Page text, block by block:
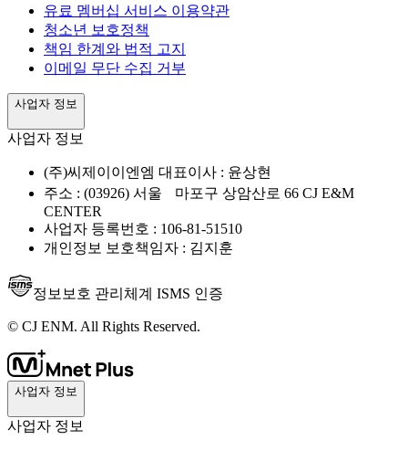
유료 멤버십 서비스 이용약관
청소년 보호정책
책임 한계와 법적 고지
이메일 무단 수집 거부
사업자 정보
사업자 정보
(주)씨제이이엔엠 대표이사 : 윤상현
주소 : (03926) 서울 마포구 상암산로 66 CJ E&M
CENTER
사업자 등록번호 : 106-81-51510
개인정보 보호책임자 : 김지훈
정보보호 관리체계 ISMS 인증
© CJ ENM. All Rights Reserved.
사업자 정보
사업자 정보